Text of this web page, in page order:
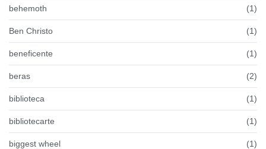
behemoth (1)
Ben Christo (1)
beneficente (1)
beras (2)
biblioteca (1)
bibliotecarte (1)
biggest wheel (1)